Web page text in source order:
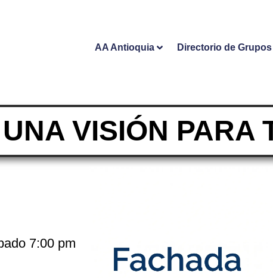
AA Antioquia Directorio de Grupos
VISIÓN PARA
7:00 pm